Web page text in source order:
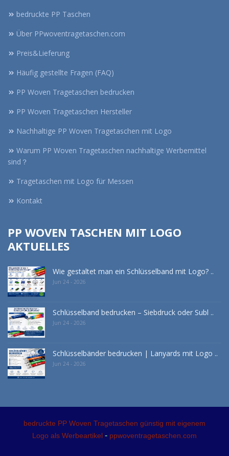
bedruckte PP Taschen
Über PPwoventragetaschen.com
Preis&Lieferung
Häufig gestellte Fragen (FAQ)
PP Woven Tragetaschen bedrucken
PP Woven Tragetaschen Hersteller
Nachhaltige PP Woven Tragetaschen mit Logo
Warum PP Woven Tragetaschen nachhaltige Werbemittel
sind？
Tragetaschen mit Logo für Messen
Kontakt
PP WOVEN TASCHEN MIT LOGO
AKTUELLES
Wie gestaltet man ein Schlüsselband mit Logo? ..
Jun 24 - 2026
Schlüsselband bedrucken – Siebdruck oder Subl ..
Jun 24 - 2026
Schlüsselbänder bedrucken | Lanyards mit Logo ..
Jun 24 - 2026
bedruckte PP Woven Tragetaschen günstig mit eigenem
Logo als Werbeartikel - ppwoventragetaschen.com